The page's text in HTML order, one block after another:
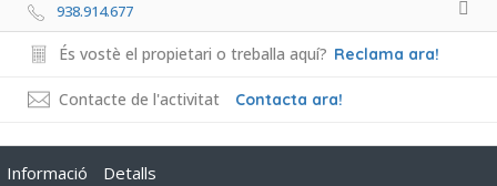
938.914.677
És vostè el propietari o treballa aquí? Reclama ara!
Contacte de l'activitat Contacta ara!
Informació Detalls